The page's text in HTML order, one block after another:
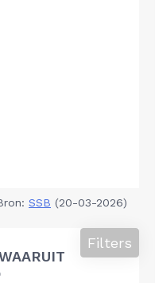
SSB (20-03-2026)
Filters